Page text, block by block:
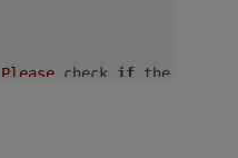
Please check if the mail